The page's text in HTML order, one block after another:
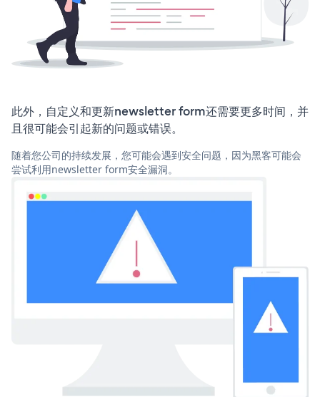
此外，自定义和更新newsletter form还需要更多时间，并
且很可能会引起新的问题或错误。
随着您公司的持续发展，您可能会遇到安全问题，因为黑客可能会
尝试利用newsletter form安全漏洞。